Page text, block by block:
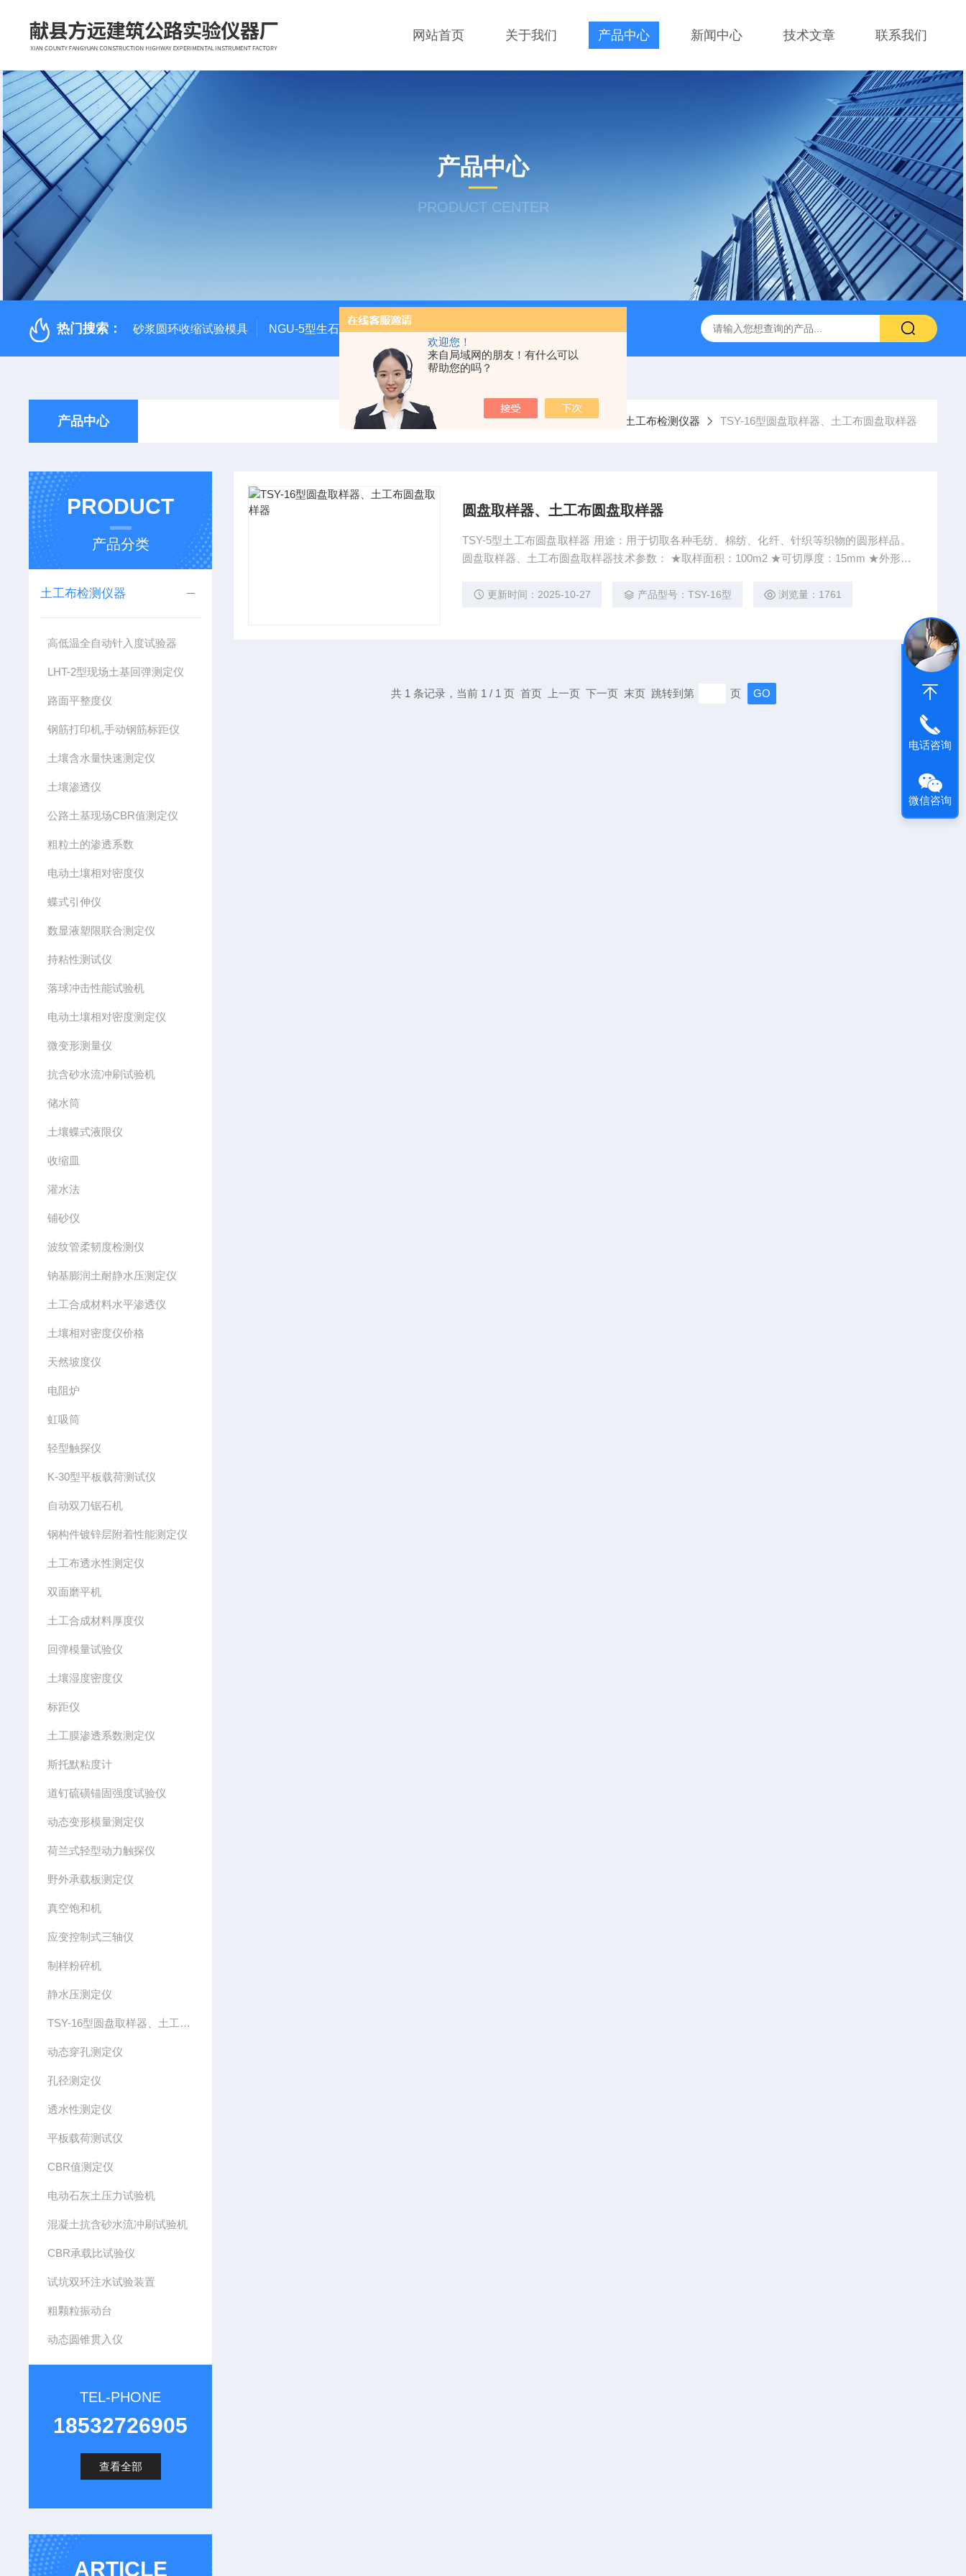
欢迎您！
来自局域网的朋友！有什么可以
帮助您的吗？
网站首页 关于我们 产品中心 新闻中心 技术文章 联系我们
产品中心
PRODUCT CENTER
热门搜索： 砂浆圆环收缩试验模具 NGU-5型生石灰消化器（保温带盖消化器） *GB/T 50080-2016标准普通混凝土泌水率试验容量筒试验方法 生石灰浆渣测定仪
产品中心 当前位置：首页 产品中心 土工布检测仪器 TSY-16型圆盘取样器、土工布圆盘取样器
PRODUCT
产品分类
土工布检测仪器
高低温全自动针入度试验器
LHT-2型现场土基回弹测定仪
路面平整度仪
钢筋打印机,手动钢筋标距仪
土壤含水量快速测定仪
土壤渗透仪
公路土基现场CBR值测定仪
粗粒土的渗透系数
电动土壤相对密度仪
蝶式引伸仪
数显液塑限联合测定仪
持粘性测试仪
落球冲击性能试验机
电动土壤相对密度测定仪
微变形测量仪
抗含砂水流冲刷试验机
储水筒
土壤蝶式液限仪
收缩皿
灌水法
铺砂仪
波纹管柔韧度检测仪
钠基膨润土耐静水压测定仪
土工合成材料水平渗透仪
土壤相对密度仪价格
天然坡度仪
电阻炉
虹吸筒
轻型触探仪
K-30型平板载荷测试仪
自动双刀锯石机
钢构件镀锌层附着性能测定仪
土工布透水性测定仪
双面磨平机
土工合成材料厚度仪
回弹模量试验仪
土壤湿度密度仪
标距仪
土工膜渗透系数测定仪
斯托默粘度计
道钉硫磺锚固强度试验仪
动态变形模量测定仪
荷兰式轻型动力触探仪
野外承载板测定仪
真空饱和机
应变控制式三轴仪
制样粉碎机
静水压测定仪
TSY-16型圆盘取样器、土工布圆盘取样器
动态穿孔测定仪
孔径测定仪
透水性测定仪
平板载荷测试仪
CBR值测定仪
电动石灰土压力试验机
混凝土抗含砂水流冲刷试验机
CBR承载比试验仪
试坑双环注水试验装置
粗颗粒振动台
动态圆锥贯入仪
TEL-PHONE
18532726905
查看全部
ARTICLE
圆盘取样器、土工布圆盘取样器
TSY-5型土工布圆盘取样器 用途：用于切取各种毛纺、棉纺、化纤、针织等织物的圆形样品。
圆盘取样器、土工布圆盘取样器技术参数： ★取样面积：100m2 ★可切厚度：15mm ★外形尺
更新时间：2025-10-27 产品型号：TSY-16型 浏览量：1761
共 1 条记录，当前 1 / 1 页 首页 上一页 下一页 末页 跳转到第 页
电话咨询
微信咨询